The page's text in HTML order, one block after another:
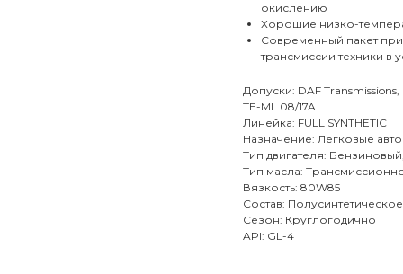
окислению
Хорошие низко-
Современный пакет
трансмиссии техники в
Допуски: DAF Transmissions,
TE-ML 08/17A
Линейка: FULL SYNTHETIC
Назначение: Легковые
Тип двигателя:
Тип масла:
Вязкость: 80W85
Состав: Полусинтетическое
Сезон: Круглогодично
API: GL-4